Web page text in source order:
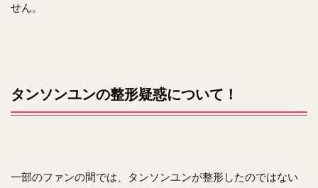
せん。
タンソンユンの整形疑惑について！
一部のファンの間では、タンソンユンが整形したのではない